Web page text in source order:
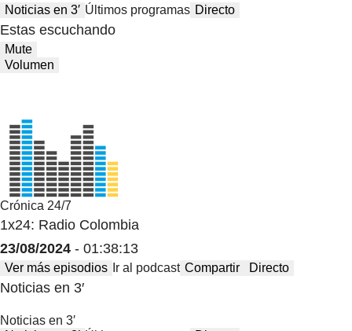
Noticias en 3′ Últimos programas Directo
Estas escuchando
Mute
Volumen
Crónica 24/7
1x24: Radio Colombia
23/08/2024 - 01:38:13
Ver más episodios Ir al podcast Compartir Directo
Noticias en 3′
Noticias en 3′